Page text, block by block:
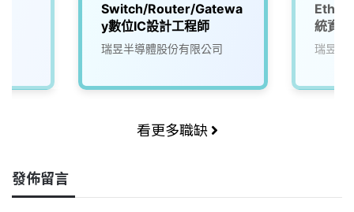
Switch/Router/Gatewa
y數位IC設計工程師
瑞昱半導體股份有限公司
統資
瑞昱半
看更多職缺
發佈留言